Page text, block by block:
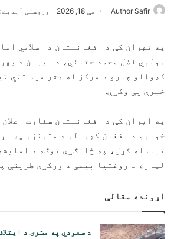
Author Safir مې 18, 2026 وروستی آپدیت : مې 18,
په تهران کې د افغانستان د اسلامي
مولوي فضل محمد حقاني، د ایران د
کډوالو چارو د مرکز له مشر سید تقي
خبرې یې وکړې.
په ایران کې د افغانستان سفارت
خواوو د افغان کډوالو د ستونزو په
تبادله کړل، په ځانګړې توګه د
لپاره د روغتیا بیمې د ورکړې طریقې
اړونده مقالې
د سعودي په مشرۍ د